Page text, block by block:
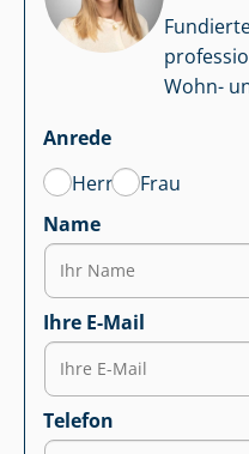
Wohn-
Anrede
Herr
Frau
Name
Ihre E-Mail
Telefon